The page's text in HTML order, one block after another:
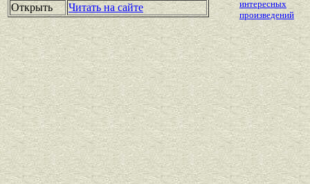
Открыть
Читать на сайте
интересных
произведений